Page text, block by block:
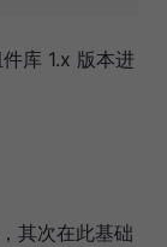
库 1.x 版本进
其次在此基础